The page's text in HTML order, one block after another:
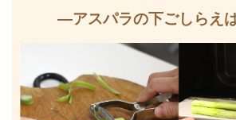
—アスパラの下ごしらえ